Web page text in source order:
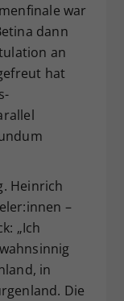
war
dann
an
hat
Heinrich
–
„Ich
in
Die